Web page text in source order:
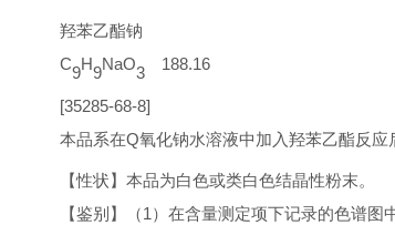
羟苯乙酯钠
C9H9NaO3 188.16
[35285-68-8]
本品系在Q氧化钠水溶液中加入羟苯乙酯反应
【性状】 本品为白色或类白色结晶性粉末。
【鉴别】
（1 ）在含量测定项下记录的色谱图